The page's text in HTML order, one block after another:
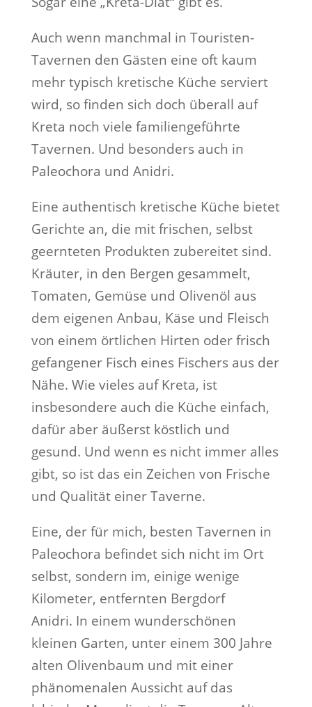
Auch wenn manchmal in Touristen-
Tavernen den Gästen eine oft kaum
mehr typisch kretische Küche serviert
wird, so finden sich doch überall auf
Kreta noch viele familiengeführte
Tavernen. Und besonders auch in
Paleochora und Anidri.
Eine authentisch kretische Küche bietet
Gerichte an, die mit frischen, selbst
geernteten Produkten zubereitet sind.
Kräuter, in den Bergen gesammelt,
Tomaten, Gemüse und Olivenöl aus
dem eigenen Anbau, Käse und Fleisch
von einem örtlichen Hirten oder frisch
gefangener Fisch eines Fischers aus der
Nähe. Wie vieles auf Kreta, ist
insbesondere auch die Küche einfach,
dafür aber äußerst köstlich und
gesund. Und wenn es nicht immer alles
gibt, so ist das ein Zeichen von Frische
und Qualität einer Taverne.
Eine, der für mich, besten Tavernen in
Paleochora befindet sich nicht im Ort
selbst, sondern im, einige wenige
Kilometer, entfernten Bergdorf
Anidri. In einem wunderschönen
kleinen Garten, unter einem 300 Jahre
alten Olivenbaum und mit einer
phänomenalen Aussicht auf das